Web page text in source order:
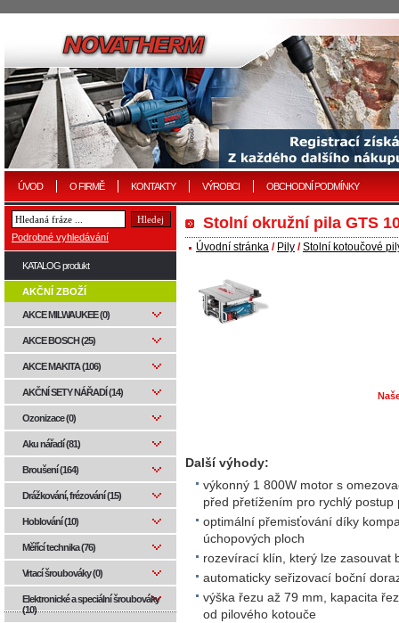
ÚVOD O FIRMĚ KONTAKTY VÝROBCI OBCHODNÍ PODMÍNKY
Stolní okružní pila GTS
Úvodní stránka / Pily /Stolní kotoučové
Další výhody:
výkonný 1 800W motor s
před přetížením pro rychlý postup
optimální přemisťování díky
úchopových ploch
rozevírací klín, který lze zasouvat
automaticky seřizovací boční
výška řezu až 79 mm, kapacita
od pilového kotouče
Podrobné vyhledávání
KATALOG produkt
AKČNÍ ZBOŽÍ
AKCE MILWAUKEE (0)
AKCE BOSCH (25)
AKCE MAKITA (106)
AKČNÍ SETY NÁŘADÍ (14)
Ozonizace (0)
Aku nářadí (81)
Broušení (164)
Drážkování, frézování (15)
Hoblování (10)
Měřící technika (76)
Vrtací šroubováky (0)
Elektronické a speciální šroubováky
(10)